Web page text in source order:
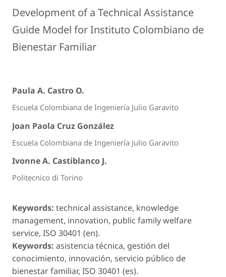
Development of a Technical Assistance
Guide Model for Instituto Colombiano de
Bienestar Familiar
Paula A. Castro O.
Escuela Colombiana de Ingeniería Julio Garavito
Joan Paola Cruz González
Escuela Colombiana de Ingeniería Julio Garavito
Ivonne A. Castiblanco J.
Politecnico di Torino
Keywords: technical assistance, knowledge
management, innovation, public family welfare
service, ISO 30401 (en).
Keywords: asistencia técnica, gestión del
conocimiento, innovación, servicio público de
bienestar familiar, ISO 30401 (es).